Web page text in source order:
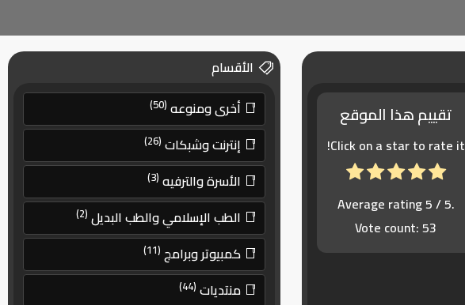
تقييم هذا الموقع
Click on a star to rate it!
Average rating5/ 5.
Vote count:53
الأقسام
أخرى ومنوعه (50)
إنترنت وشبكات (26)
الأسرة والترفيه (3)
الطب الإسلامي والطب البديل (2)
كمبيوتر وبرامج (11)
منتديات (44)